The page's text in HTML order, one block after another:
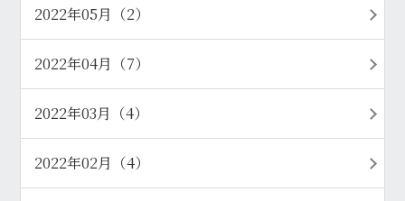
2022年05月（2）
2022年04月（7）
2022年03月（4）
2022年02月（4）